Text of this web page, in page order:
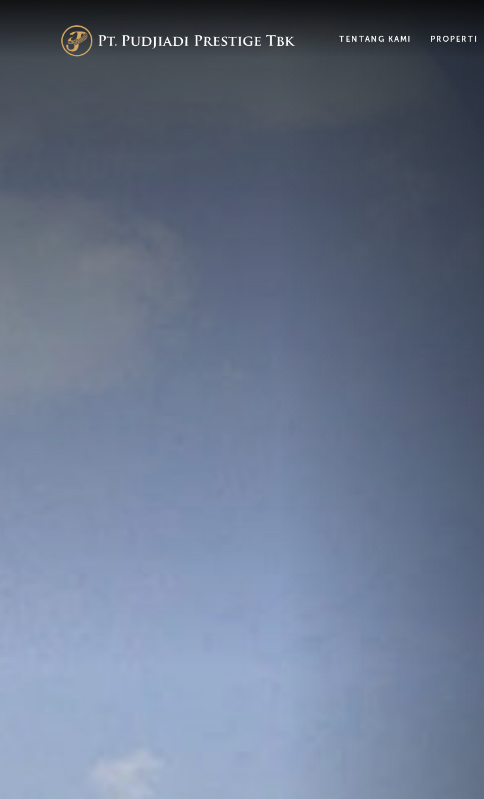
TENTANG KAMI PROPERTI